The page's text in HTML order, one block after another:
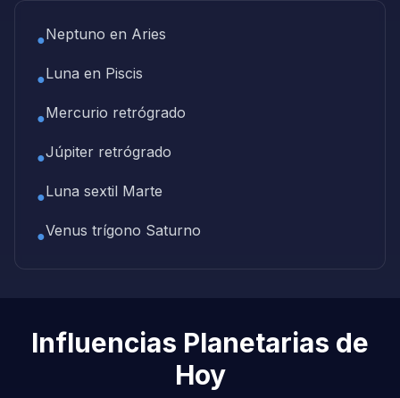
●Neptuno en Aries
●Luna en Piscis
●Mercurio retrógrado
●Júpiter retrógrado
●Luna sextil Marte
●Venus trígono Saturno
Influencias Planetarias de
Hoy